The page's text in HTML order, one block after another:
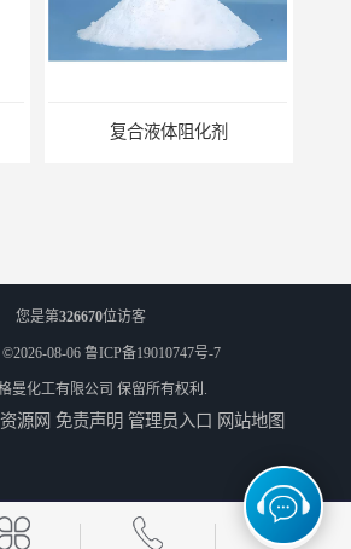
阻化剂
您是第326670位访客
08-06 鲁ICP备19010747号-7
曼化工有限公司 保留所有权利.
源网 免责声明 管理员入口 网站地图